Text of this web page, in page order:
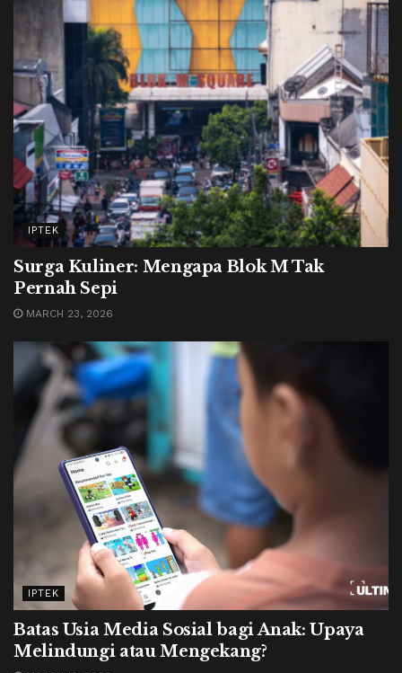
IPTEK
Surga Kuliner: Mengapa Blok M Tak
Pernah Sepi
MARCH 23, 2026
IPTEK
Batas Usia Media Sosial bagi Anak: Upaya
Melindungi atau Mengekang?